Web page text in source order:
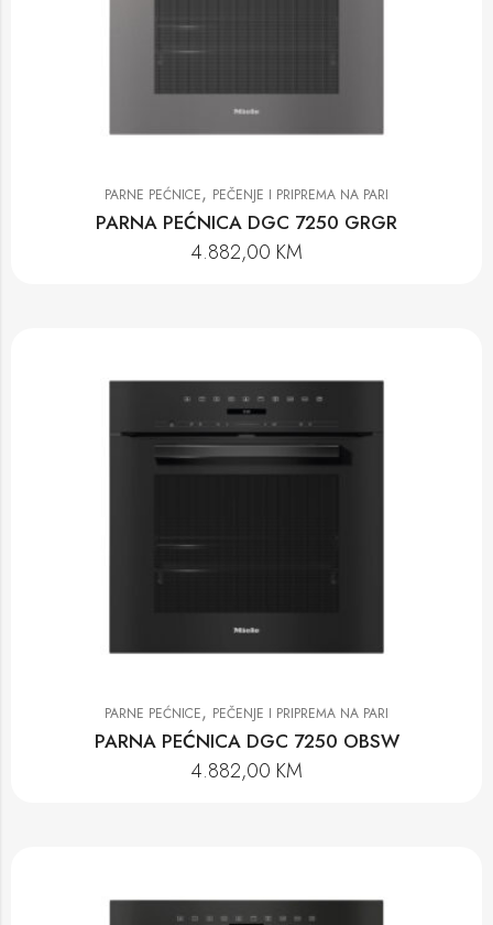
PARNE PEĆNICE, PEČENJE I PRIPREMA NA PARI
PARNA PEĆNICA DGC 7250 GRGR
4.882,00 KM
PARNE PEĆNICE, PEČENJE I PRIPREMA NA PARI
PARNA PEĆNICA DGC 7250 OBSW
4.882,00 KM